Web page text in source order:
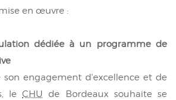
en œuvre :
dédiée à un programme de
son engagement d'excellence et de
le CHU de Bordeaux souhaite se